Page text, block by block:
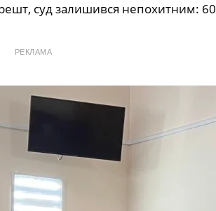
суд залишився непохитним: 60
РЕКЛАМА